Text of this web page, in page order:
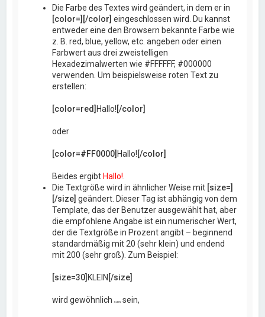
Die Farbe des Textes wird geändert, in dem er in
[color=][/color] eingeschlossen wird. Du kannst
entweder eine den Browsern bekannte Farbe wie
z. B. red, blue, yellow, etc. angeben oder einen
Farbwert aus drei zweistelligen
Hexadezimalwerten wie #FFFFFF, #000000
verwenden. Um beispielsweise roten Text zu
erstellen:
[color=red] Hallo! [/color]
oder
[color=#FF0000] Hallo! [/color]
Beides ergibt Hallo!
Die Textgröße wird in ähnlicher Weise mit [size=]
[/size] geändert. Dieser Tag ist abhängig von dem
Template, das der Benutzer ausgewählt hat, aber
die empfohlene Angabe ist ein numerischer Wert,
der die Textgröße in Prozent angibt – beginnend
standardmäßig mit 20 (sehr klein) und endend
mit 200 (sehr groß). Zum Beispiel:
[size=30] KLEIN [/size]
wird gewöhnlichKLEIN sein,